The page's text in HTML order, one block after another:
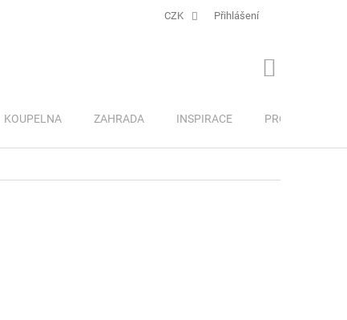
CZK Přihlášení
KOUPELNA ZAHRADA INSPIRACE PRO DĚTI